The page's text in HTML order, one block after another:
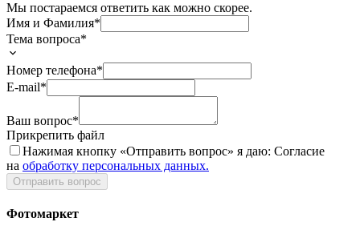
Мы постараемся ответить как можно скорее.
Имя и Фамилия*
Тема вопроса*
Номер телефона*
E-mail*
Ваш вопрос*
Прикрепить файл
Нажимая кнопку «Отправить вопрос» я даю: Согласие
на обработку персональных данных.
Отправить вопрос
Фотомаркет